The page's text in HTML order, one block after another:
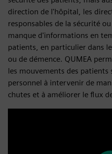
direction de l'hôpital, les
responsables de la sécurité
manque d'informations en
patients, en particulier dans
ou de démence. QUMEA
les mouvements des patients
personnel à intervenir de
chutes et à améliorer le flux